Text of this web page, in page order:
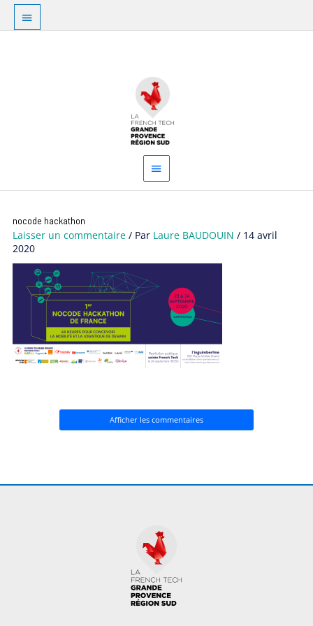
Aller
contenu
Au
dessus
principal
nocode hackathon
Laisser un commentaire / Par Laure BAUDOUIN/ 14 avril
2020
Afficher les commentaires